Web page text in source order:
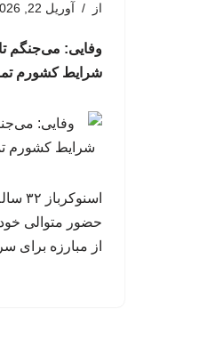
از آوریل 22, 2026
وفایی: می‌جنگم تا
شرایط کشورم
حضور متوالی
از مبارزه برای